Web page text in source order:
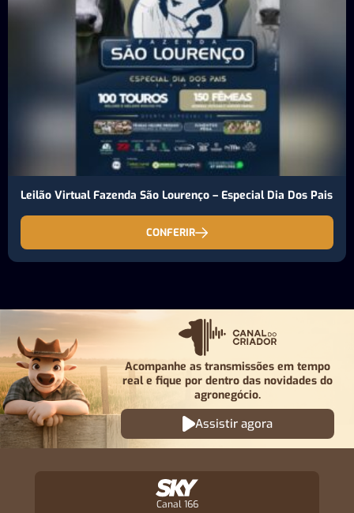
Leilão Virtual Fazenda São Lourenço – Especial Dia Dos Pais
CONFERIR
Acompanhe as transmissões em tempo
real e fique pordentro das novidades do
agronegócio.
Assistir agora
Canal 166